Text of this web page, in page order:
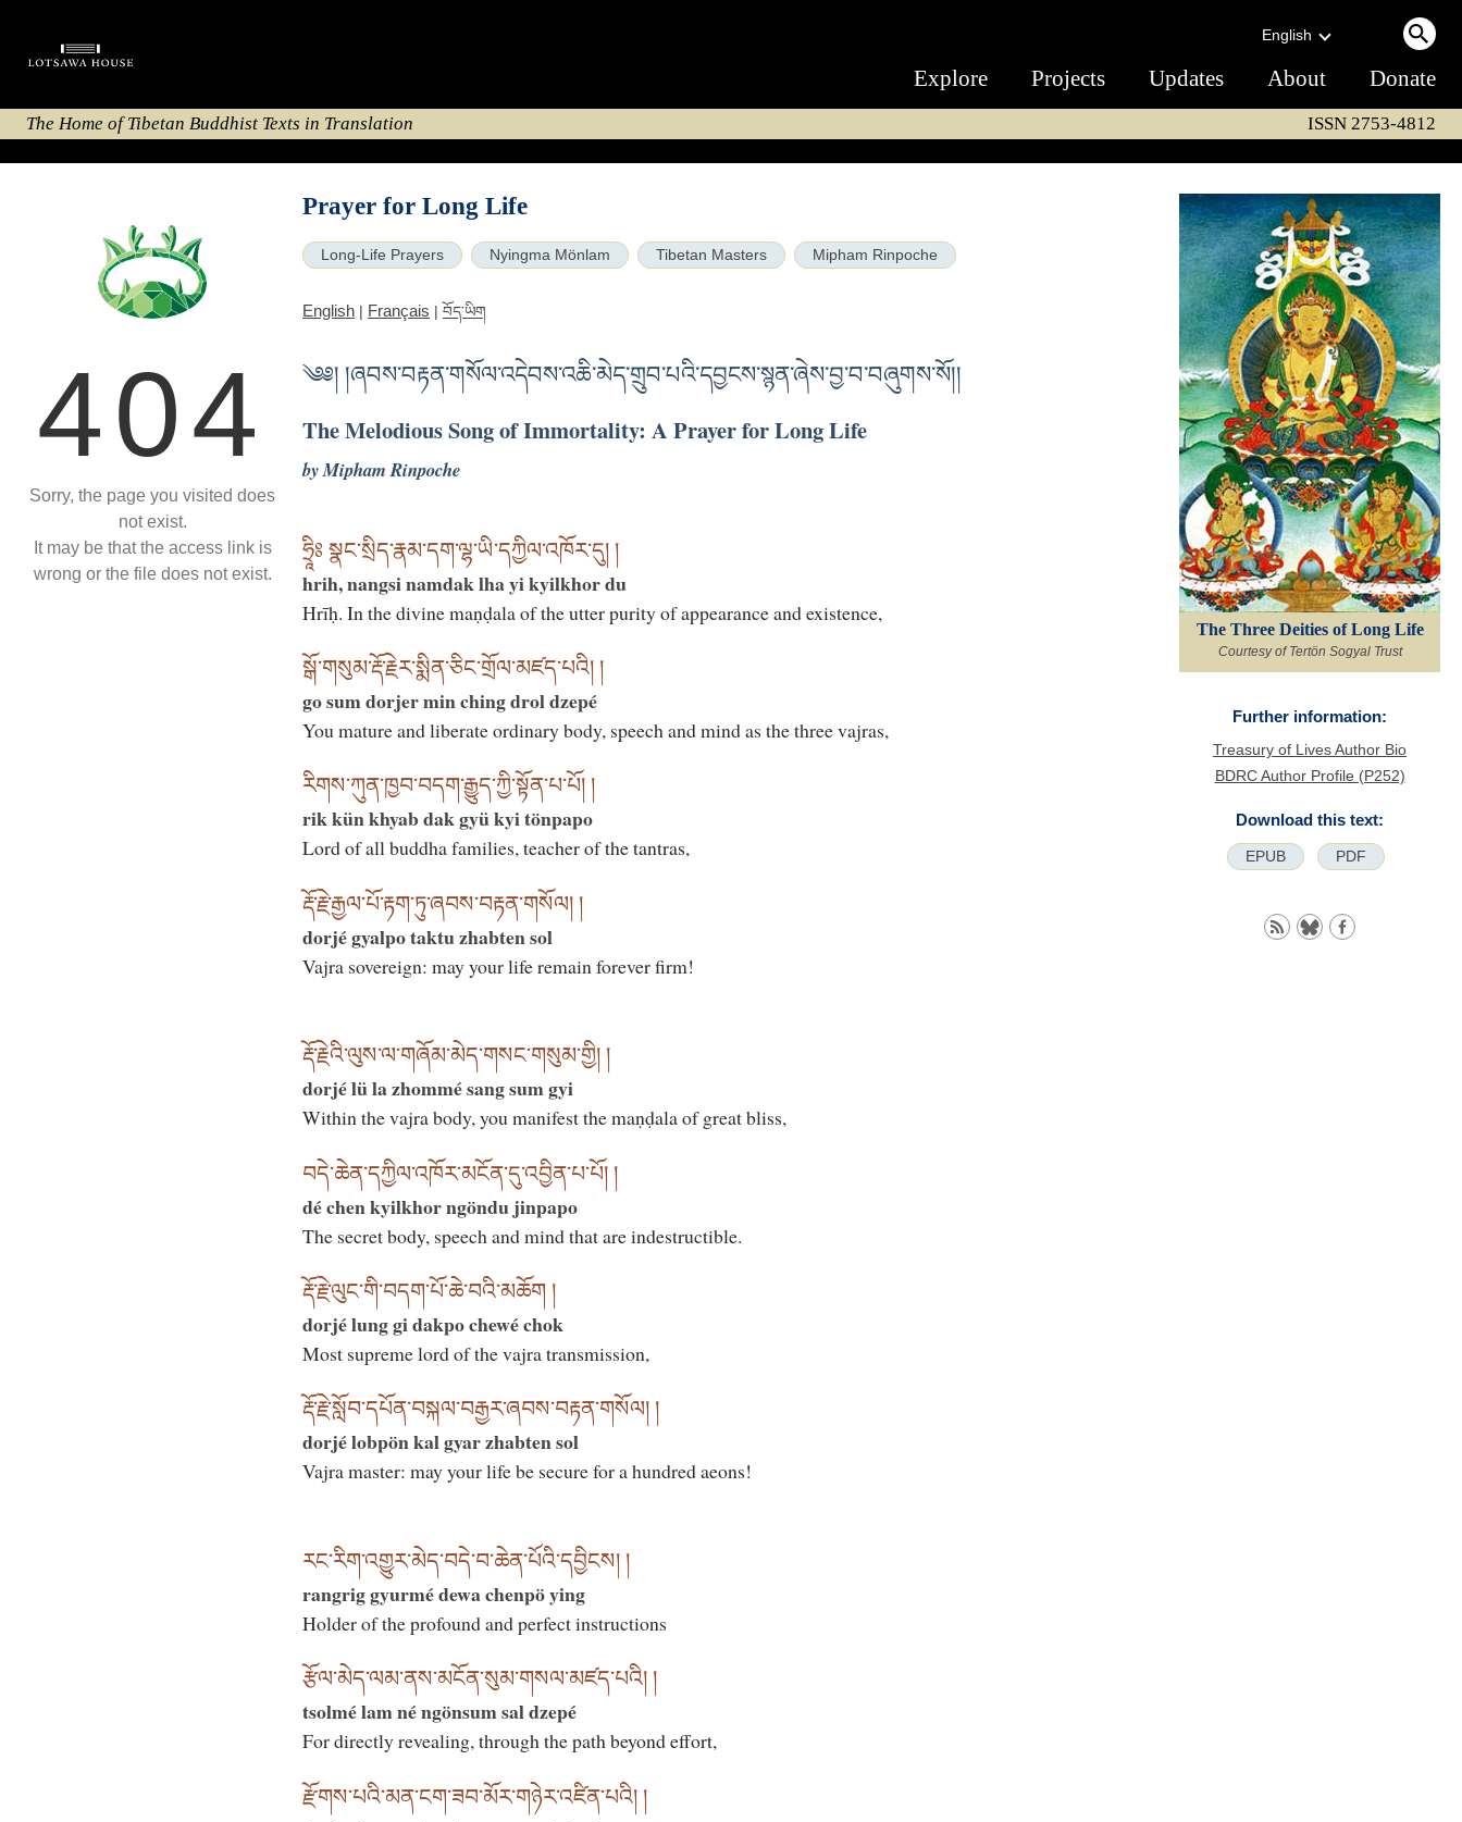
English
Explore Projects Updates About Donate
The Home of Tibetan Buddhist Texts in Translation ISSN 2753-4812
404
Sorry, the page you visited does
not exist.
It may be that the access link is
wrong or the file does not exist.
Prayer for Long Life
Long-Life Prayers Nyingma Mönlam Tibetan Masters Mipham Rinpoche
English | Français | བོད་ཡིག
༄༅། །ཞབས་བརྟན་གསོལ་འདེབས་འཆི་མེད་གྲུབ་པའི་དབྱངས་སྙན་ཞེས་བྱ་བ་བཞུགས་སོ།།
The Melodious Song of Immortality: A Prayer for Long Life
by Mipham Rinpoche
ཧྲཱིཿ སྣང་སྲིད་རྣམ་དག་ལྷ་ཡི་དཀྱིལ་འཁོར་དུ། །
hrih, nangsi namdak lha yi kyilkhor du
Hrīḥ. In the divine maṇḍala of the utter purity of appearance and existence,
སྒོ་གསུམ་རྡོ་རྗེར་སྨིན་ཅིང་གྲོལ་མཛད་པའི། །
go sum dorjer min ching drol dzepé
You mature and liberate ordinary body, speech and mind as the three vajras,
རིགས་ཀུན་ཁྱབ་བདག་རྒྱུད་ཀྱི་སྟོན་པ་པོ། །
rik kün khyab dak gyü kyi tönpapo
Lord of all buddha families, teacher of the tantras,
རྡོ་རྗེ་རྒྱལ་པོ་རྟག་ཏུ་ཞབས་བརྟན་གསོལ། །
dorjé gyalpo taktu zhabten sol
Vajra sovereign: may your life remain forever firm!
རྡོ་རྗེའི་ལུས་ལ་གཞོམ་མེད་གསང་གསུམ་གྱི། །
dorjé lü la zhommé sang sum gyi
Within the vajra body, you manifest the maṇḍala of great bliss,
བདེ་ཆེན་དཀྱིལ་འཁོར་མངོན་དུ་འབྱིན་པ་པོ། །
dé chen kyilkhor ngöndu jinpapo
The secret body, speech and mind that are indestructible.
རྡོ་རྗེ་ལུང་གི་བདག་པོ་ཆེ་བའི་མཆོག །
dorjé lung gi dakpo chewé chok
Most supreme lord of the vajra transmission,
རྡོ་རྗེ་སློབ་དཔོན་བསྐལ་བརྒྱར་ཞབས་བརྟན་གསོལ། །
dorjé lobpön kal gyar zhabten sol
Vajra master: may your life be secure for a hundred aeons!
རང་རིག་འགྱུར་མེད་བདེ་བ་ཆེན་པོའི་དབྱིངས། །
rangrig gyurmé dewa chenpö ying
Holder of the profound and perfect instructions
རྩོལ་མེད་ལམ་ནས་མངོན་སུམ་གསལ་མཛད་པའི། །
tsolmé lam né ngönsum sal dzepé
For directly revealing, through the path beyond effort,
རྫོགས་པའི་མན་ངག་ཟབ་མོར་གཉེར་འཛིན་པའི། །
The Three Deities of Long Life
Courtesy of Tertön Sogyal Trust
Further information:
Treasury of Lives Author Bio
BDRC Author Profile (P252)
Download this text:
EPUB PDF